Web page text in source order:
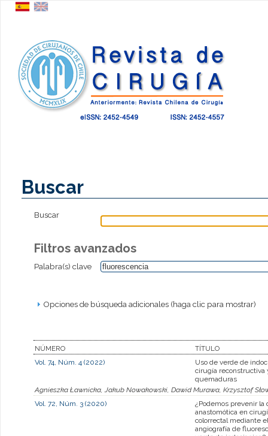
Buscar
Buscar
Filtros avanzados
Palabra(s) clave
Opciones de búsqueda adicionales (haga clic para mostrar)
NÚMERO
TÍTULO
Vol. 74, Núm. 4 (2022)
Uso de verde de
cirugía reconstructiva
quemaduras
Agnieszka Ławnicka, Jakub Nowakowski, Dawid Murawa, Krzysztof
Vol. 72, Núm. 3 (2020)
¿Podemos prevenir la
anastomótica en
colorrectal mediante
angiografía de